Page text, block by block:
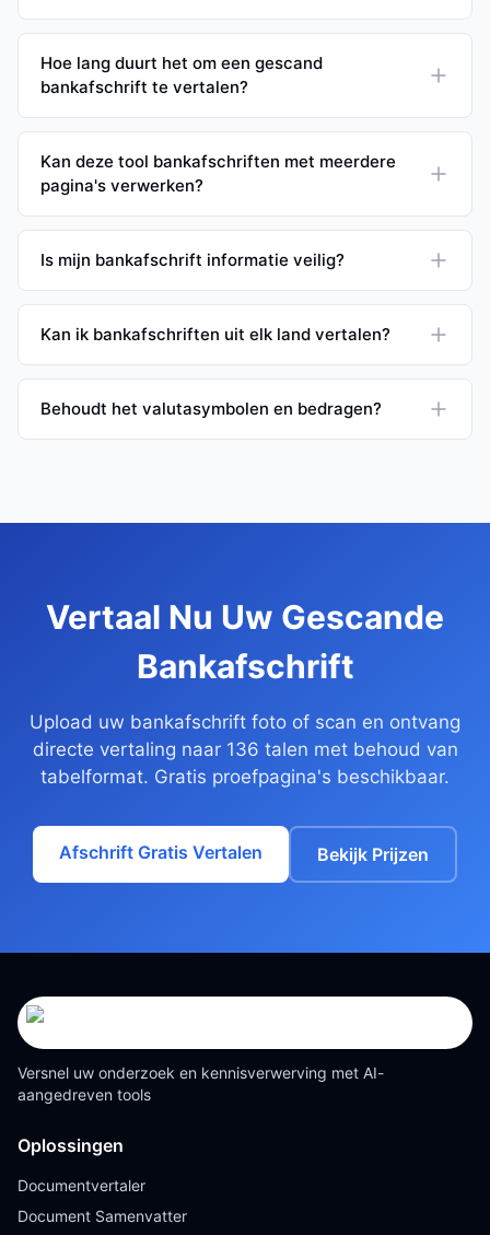
Hoe lang duurt het om een gescand
bankafschrift te vertalen?
Kan deze tool bankafschriften met meerdere
pagina's verwerken?
Is mijn bankafschrift informatie veilig?
Kan ik bankafschriften uit elk land vertalen?
Behoudt het valutasymbolen en bedragen?
Vertaal Nu Uw Gescande
Bankafschrift
Upload uw bankafschrift foto of scan en ontvang
directe vertaling naar 136 talen met behoud van
tabelformat. Gratis proefpagina's beschikbaar.
Afschrift Gratis Vertalen Bekijk Prijzen
Versnel uw onderzoek en kennisverwerving met AI-
aangedreven tools
Oplossingen
Documentvertaler
Document Samenvatter